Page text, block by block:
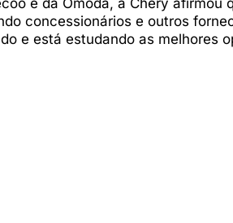
concessionários e outros
e está estudando as melhores